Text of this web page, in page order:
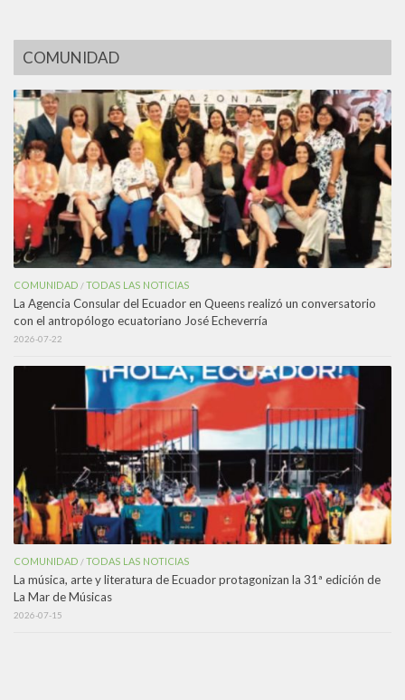
COMUNIDAD
COMUNIDAD /TODAS LAS NOTICIAS
La Agencia Consular del Ecuador en Queens realizó un conversatorio
con el antropólogo ecuatoriano José Echeverría
2026-07-22
COMUNIDAD /TODAS LAS NOTICIAS
La música, arte y literatura de Ecuador protagonizan la 31ª edición de
La Mar de Músicas
2026-07-15